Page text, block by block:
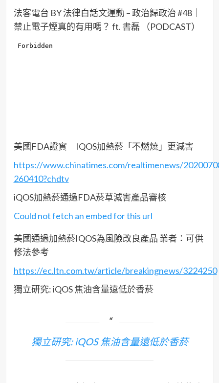
法客電台 BY 法律白話文運動 – 政治歸政治 #48｜
禁止電子煙真的有用嗎？ ft. 書磊 （PODCAST）
美國FDA證實 IQOS加熱菸「不燃燒」更減害
https://www.chinatimes.com/realtimenews/
260410?chdtv
iQOS加熱菸通過FDA菸草減害產品審核
Could not fetch an embed for this url
美國通過加熱菸IQOS為風險改良產品 業者：可供
修法參考
https://ec.ltn.com.tw/article/breakingnews/3224250
獨立研究: iQOS 焦油含量遠低於香菸
獨立研究: iQOS 焦油含量遠低於香菸